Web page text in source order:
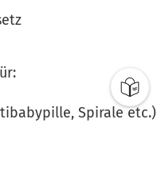
Spirale etc.)